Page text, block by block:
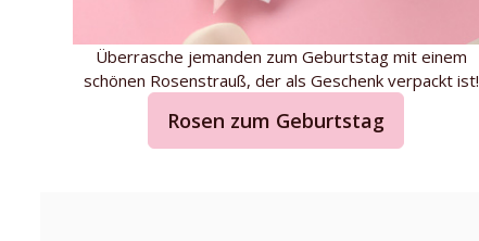
Überrasche jemanden zum Geburtstag mit einem
schönen Rosenstrauß, der als Geschenk verpackt ist!
Rosen zum Geburtstag